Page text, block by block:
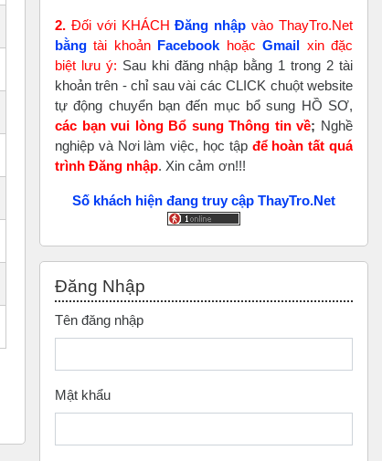
2. Đối với KHÁCHĐăng nhập vào ThayTro.Net
bằng tài khoản Facebook hoặcGmail xin đặc
biệt lưu ý: Sau khi đăng nhập bằng 1 trong 2 tài
khoản trên - chỉ sau vài các CLICK chuột website
tự động chuyển bạn đến mục bổ sung HỒ SƠ,
các bạn vui lòng Bổ sung Thông tin về; Nghề
nghiệp và Nơi làm việc, học tập để hoàn tấtquá
trình Đăng nhập. Xin cảm ơn!!!
Số khách hiện đang truy cập ThayTro.Net
Đăng Nhập
Tên đăng nhập
Mật khẩu